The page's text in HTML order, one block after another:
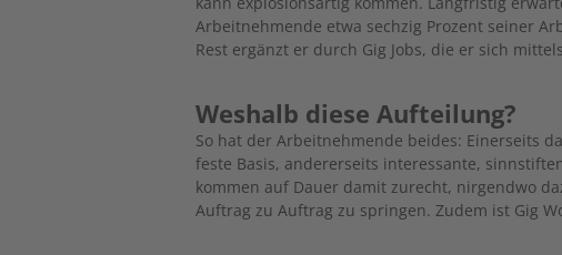
Arbeitnehmende etwa sechzig Prozent seiner
Rest ergänzt er durch Gig Jobs, die er sich
Weshalb diese Aufteilung?
So hat der Arbeitnehmende beides: Einerseits
feste Basis, andererseits interessante,
kommen auf Dauer damit zurecht, nirgendwo
Auftrag zu Auftrag zu springen. Zudem ist Gig